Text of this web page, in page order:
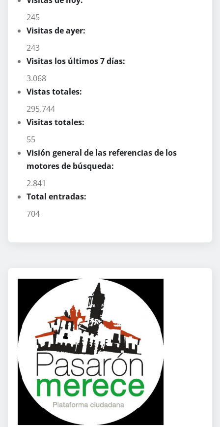
245
Visitas de ayer:
243
Visitas los últimos 7 días:
3.068
Vistas totales:
295.744
Visitas totales:
55
Visión general de las referencias de los
motores de búsqueda:
2.841
Total entradas:
704